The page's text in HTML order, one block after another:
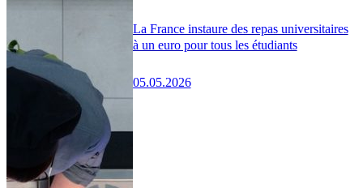
La France instaure des repas universitaires
à un euro pour tous les étudiants
05.05.2026